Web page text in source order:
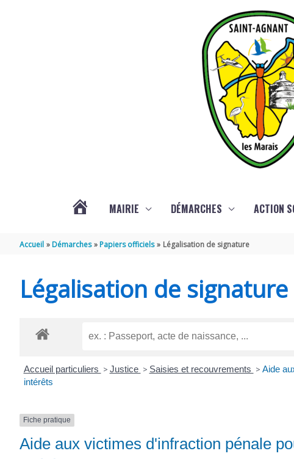
MAIRIE DÉMARCHES ACTION
Accueil Démarches Papiers officiels Légalisation de signature
Légalisation de signature
Accueil particuliers > Justice > Saisies et recouvrements > Aide
intérêts
Fiche pratique
Aide aux victimes d'infraction pénale